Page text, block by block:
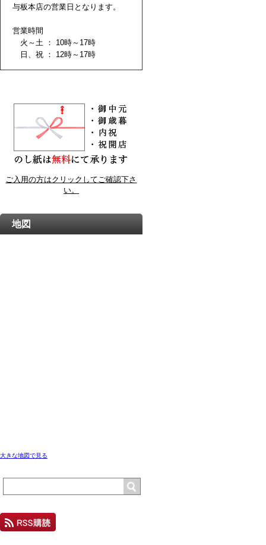
与板本店の営業日となります。
営業時間
火～土 ： 10時～17時
日、祝 ： 12時～17時
ご入用の方はクリックしてご確認下さ
い。
地図
大きな地図で見る